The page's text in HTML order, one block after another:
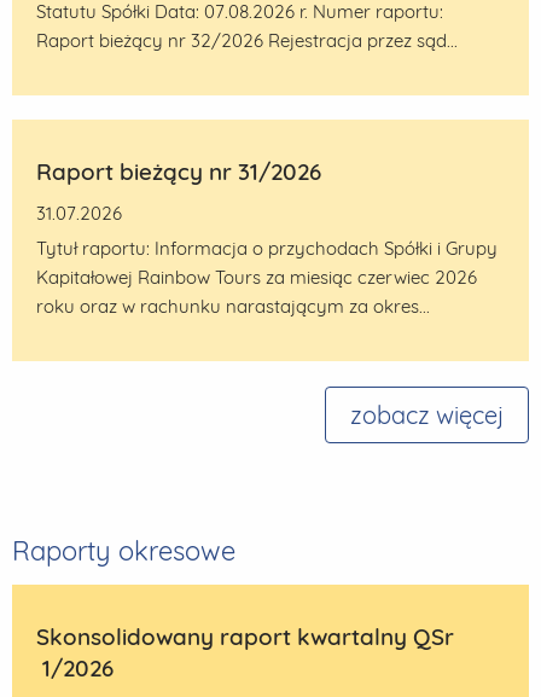
Statutu Spółki Data: 07.08.2026 r. Numer raportu:
Raport bieżący nr 32/2026 Rejestracja przez sąd...
Raport bieżący nr 31/2026
31.07.2026
Tytuł raportu: Informacja o przychodach Spółki i Grupy
Kapitałowej Rainbow Tours za miesiąc czerwiec 2026
roku oraz w rachunku narastającym za okres...
zobacz więcej
Raporty okresowe
Skonsolidowany raport kwartalny QSr
1/2026